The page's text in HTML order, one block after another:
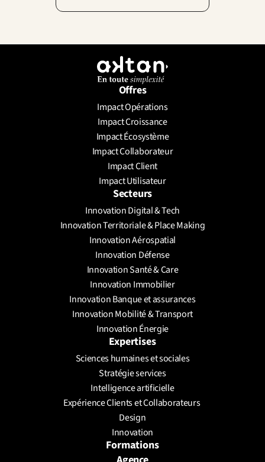
Offres
Impact Opérations
Impact Croissance
Impact Écosystème
Impact Collaborateur
Impact Client
Impact Utilisateur
Secteurs
Innovation Digital & Tech
Innovation Territoriale & Place Making
Innovation Aérospatial
Innovation Défense
Innovation Santé & Care
Innovation Immobilier
Innovation Banque et assurances
Innovation Mobilité & Transport
Innovation Énergie
Expertises
Sciences humaines et sociales
Stratégie services
Intelligence artificielle
Expérience Clients et Collaborateurs
Design
Innovation
Formations